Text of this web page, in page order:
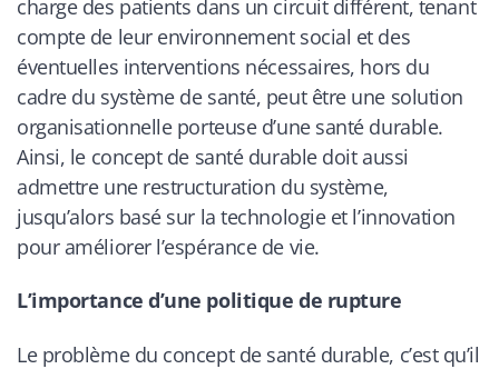
charge des patients dans un circuit différent, tenant
compte de leur environnement social et des
éventuelles interventions nécessaires, hors du
cadre du système de santé, peut être une solution
organisationnelle porteuse d’une santé durable.
Ainsi, le concept de santé durable doit aussi
admettre une restructuration du système,
jusqu’alors basé sur la technologie et l’innovation
pour améliorer l’espérance de vie.
L’importance d’une politique de rupture
Le problème du concept de santé durable, c’est qu’il